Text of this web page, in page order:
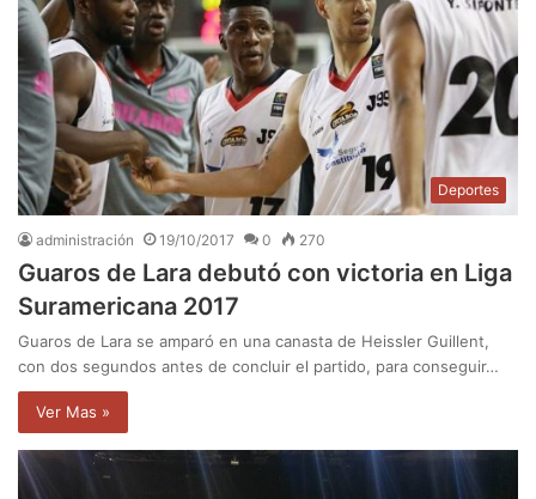
Deportes
administración 19/10/2017 0 270
Guaros de Lara debutó con victoria en Liga
Suramericana 2017
Guaros de Lara se amparó en una canasta de Heissler Guillent,
con dos segundos antes de concluir el partido, para conseguir…
Ver Mas »